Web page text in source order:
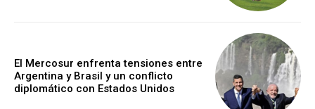
El Mercosur enfrenta tensiones entre
Argentina y Brasil y un conflicto
diplomático con Estados Unidos